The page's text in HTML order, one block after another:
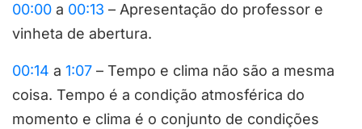
00:00 a 00:13 – Apresentação do professor e
vinheta de abertura.
00:14 a 1:07 – Tempo e clima não são a mesma
coisa. Tempo é a condição atmosférica do
momento e clima é o conjunto de condições